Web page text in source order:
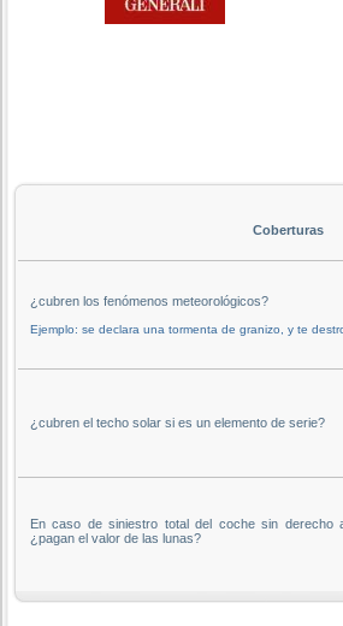
Coberturas
¿cubren los fenómenos meteorológicos?
Ejemplo: se declara una tormenta de granizo, y te
¿cubren el techo solar si es un elemento de serie?
En caso de siniestro total del coche sin derecho
¿pagan el valor de las lunas?